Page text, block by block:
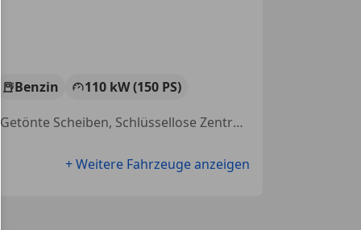
Benzin
110 kW (150 PS)
Sitzheizung, Elektrische Heckklappe, Navigationssystem, Tempomat, Getönte Scheiben, Schlüssellose Zentralverriegelung, Einparkhilfe Sensoren vorne, Fernlichtassistent
+ Weitere Fahrzeuge anzeigen